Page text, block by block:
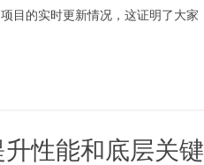
目的实时更新情况，这证明了大家
性能和底层关键